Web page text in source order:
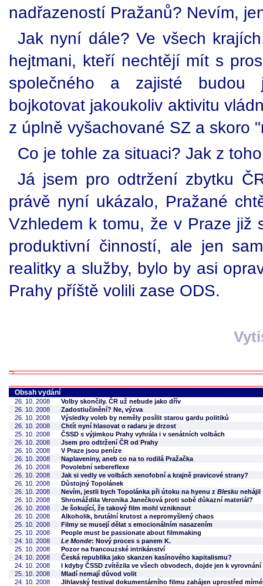
nadřazeností Pražanů? Nevím,
Jak nyní dále? Ve všech
hejtmani, kteří nechtějí mít s
společného a zajisté budou
bojkotovat jakoukoliv aktivitu
z úplně vyšachované SZ a skoro
Co je tohle za situaci? Jak z
Já jsem pro odtržení zbytku
právě nyní ukázalo, Pražané
Vzhledem k tomu, že v Praze již
produktivní činností, ale jen
realitky a služby, bylo by asi
Prahy příště volili zase ODS.
Obsah vydání
26. 10. 2008
Volby skončily. ČR už nebude jako dřív
26. 10. 2008
Zadostiučinění? Ne, výzva
26. 10. 2008
Výsledky voleb by neměly posílit starou gardu politiků
26. 10. 2008
Chtít nyní hlasovat o radaru je drzost
25. 10. 2008
ČSSD s výjimkou Prahy vyhrála i v senátních volbách
26. 10. 2008
Jsem pro odtržení ČR od Prahy
26. 10. 2008
V Praze jsou peníze
26. 10. 2008
Naplaveniny, aneb co na to rodilá Pražačka
26. 10. 2008
Povolební sebereflexe
26. 10. 2008
Jak si vedly ve volbách xenofobní a krajně pravicové strany?
26. 10. 2008
Důstojný Topolánek
26. 10. 2008
Nevím, jestli bych Topolánka při útoku na hyenu z Blesku nehájil
26. 10. 2008
Shromáždila Veronika Janečková proti sobě důkazní materiál?
26. 10. 2008
Je šokující, že takový film mohl vzniknout
26. 10. 2008
Alkoholik, brutální krutost a nepromyšlený chaos
25. 10. 2008
Filmy se musejí dělat s emocionálním nasazením
25. 10. 2008
People must be passionate about filmmaking
24. 10. 2008
Le Monde: Nový proces s panem K.
25. 10. 2008
Pozor na francouzské intrikánství
24. 10. 2008
Česká republika jako skanzen kasínového kapitalismu?
24. 10. 2008
I kdyby ČSSD zvítězila ve všech obvodech, dojde jen k vyrovnání
25. 10. 2008
Mladí nemají důvod volit
24. 10. 2008
Jihlavský festival dokumentárního filmu zahájen uprostřed